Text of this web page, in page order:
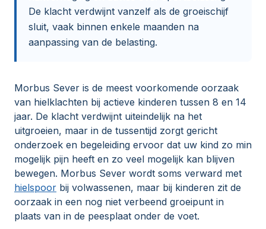
De klacht verdwijnt vanzelf als de groeischijf
sluit, vaak binnen enkele maanden na
aanpassing van de belasting.
Morbus Sever is de meest voorkomende oorzaak
van hielklachten bij actieve kinderen tussen 8 en 14
jaar. De klacht verdwijnt uiteindelijk na het
uitgroeien, maar in de tussentijd zorgt gericht
onderzoek en begeleiding ervoor dat uw kind zo min
mogelijk pijn heeft en zo veel mogelijk kan blijven
bewegen. Morbus Sever wordt soms verward met
hielspoor bij volwassenen, maar bij kinderen zit de
oorzaak in een nog niet verbeend groeipunt in
plaats van in de peesplaat onder de voet.